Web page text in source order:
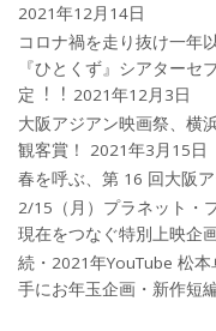
2021年12月14日
コロナ禍を⾛り抜け⼀年
『ひとくず』シアター
定︕︕ 2021年12月3日
大阪アジアン映画祭、横
観客賞！
2021年3月15日
春を呼ぶ、第 16 回大阪
2/15（月）プラネット・
現在をつなぐ特別上映企
続・2021年YouTube 松
手にお年玉企画・新作短